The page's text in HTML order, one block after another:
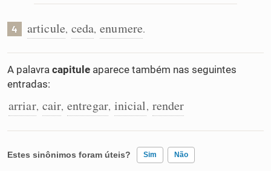
4 articule, ceda, enumere.
A palavra capitule aparece também nas seguintes
entradas:
arriar, cair, entregar, inicial, render
Estes sinônimos foram úteis? Sim Não